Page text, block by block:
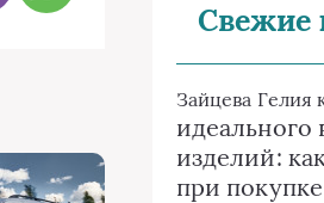
Свежие
Зайцева Гелия
изделий:
при покупке